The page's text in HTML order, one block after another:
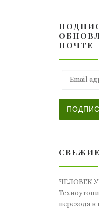
ПОЧТЕ
ЧЕЛОВЕК
перехода